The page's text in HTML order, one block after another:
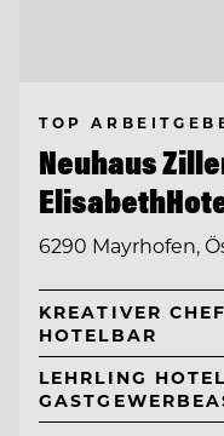
TOP
Neuhaus
6290 Mayrhofen,
KREATIVER
HOTELBAR
LEHRLING